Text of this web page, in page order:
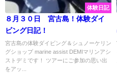
体験日記
８月３０日 宮古島！体験ダイ
ビング日記！
宮古島の体験ダイビング＆シュノーケリン
グショップ marine assist DEMIマリンアシ
ストデミです！ ツアーにご参加の思い出
をアッ...